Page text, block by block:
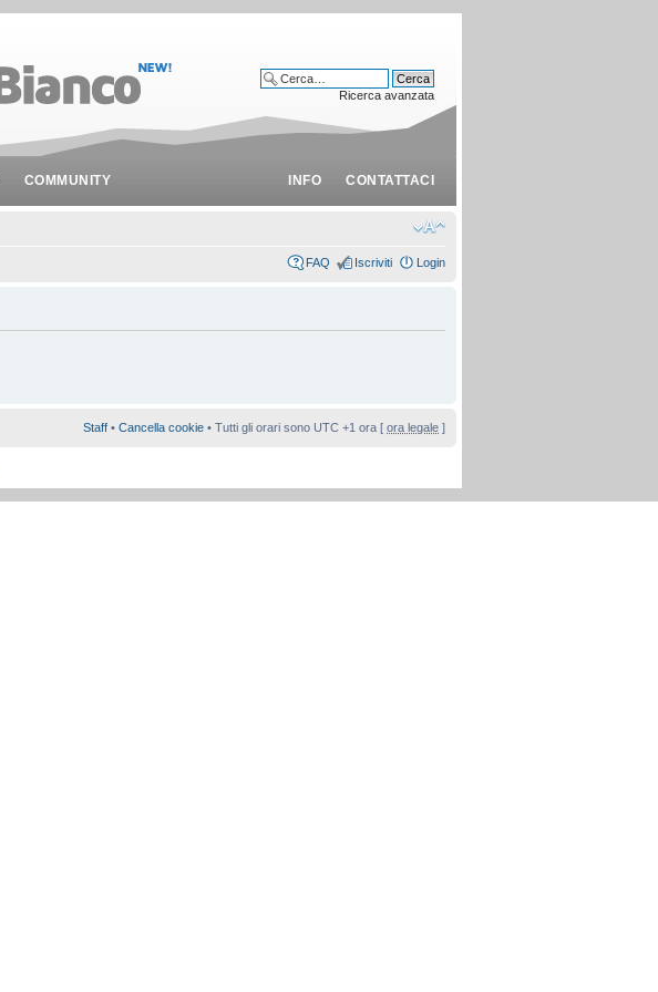
COMMUNITY INFO CONTATTACI
Ricerca avanzata
FAQ Iscriviti Login
Staff • Cancella cookie • Tutti gli orari sono UTC +1 ora [ ora legale ]